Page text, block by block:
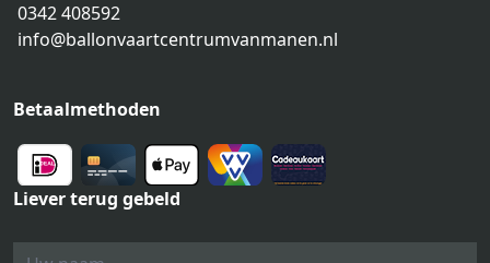
0342 408592
info@ballonvaartcentrumvanmanen.nl
Betaalmethoden
Liever terug gebeld